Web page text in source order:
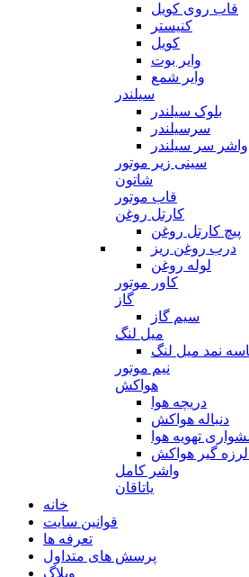
قاب روی کویل
کنیستر
کویل
وایر بوت
وایر شمع
سیلندر
بلوک سیلندر
سرسیلندر
واشر سر سیلندر
سینی زیر موتور
شاتون
قاب موتور
کارتل روغن
پیچ کارتل روغن
درب روغن ریز
لوله روغن
کاور موتور
گاز
سیم گاز
میل لنگ
نمد میل لنگ
نیم موتور
هواکش
دریچه هوا
دنباله هواکش
تهویه هوا
لرزه گیر هواکش
واشر کامل
یاتاقان
خانه
قوانین سایت
تعرفه ها
پرسش های متداول
وبلاگ